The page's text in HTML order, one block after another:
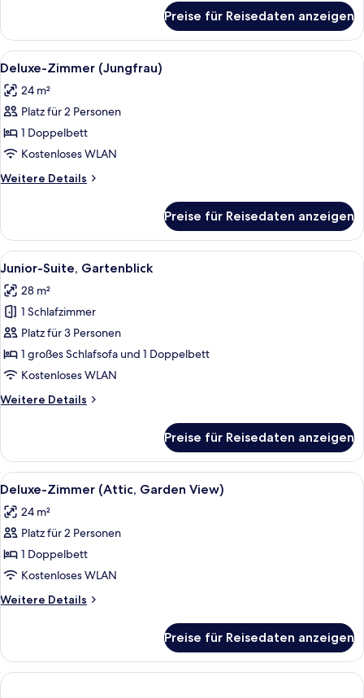
Suite
(Jungfrau
View)
Preise für Reisedaten anzeigen
Alle
Fotos
für
Deluxe-
Zimmer
(Jungfrau)
anzeigen
Ein Zimmer mit einem Bett, einem
6
Deluxe-Zimmer (Jungfrau)
24 m²
Platz für 2 Personen
1 Doppelbett
Kostenloses WLAN
Weitere Details
Weitere
Zimmer
(Jungfrau)
Preise für Reisedaten anzeigen
Alle
Fotos
für
Junior-
Suite,
Gartenblick
anzeigen
Ein Zimmer mit einer Couch, einem
11
Junior-Suite, Gartenblick
28 m²
1 Schlafzimmer
Platz für 3 Personen
1 großes Schlafsofa und 1 Doppelbett
Kostenloses WLAN
Weitere Details
Weitere
Suite,
Gartenblick
Preise für Reisedaten anzeigen
Alle
Fotos
für
Deluxe-
Zimmer
(Attic,
Garden
View)
Ein Schlafzimmer mit einem
4
Deluxe-Zimmer (Attic, Garden View)
24 m²
Platz für 2 Personen
1 Doppelbett
Kostenloses WLAN
Weitere Details
Weitere
Zimmer
(Attic,
Garden
Preise für Reisedaten anzeigen